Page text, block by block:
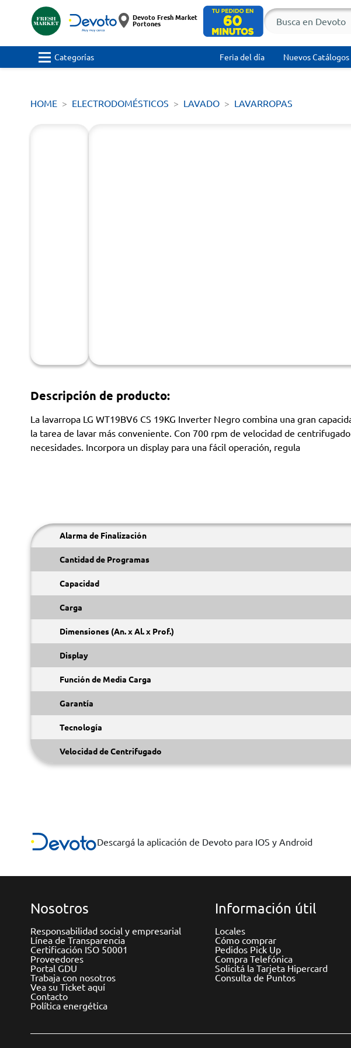
Devoto Fresh Market
Portones
Categorías Feria del día Nuevos Catálogos
HOME ELECTRODOMÉSTICOS LAVADO LAVARROPAS
Descripción de producto:
La lavarropa LG WT19BV6 CS 19KG Inverter Negro combina una gran
la tarea de lavar más conveniente. Con 700 rpm de velocidad de
necesidades. Incorpora un display para una fácil operación, regula
Alarma de Finalización
Cantidad de Programas
Capacidad
Carga
Dimensiones (An. x Al. x Prof.)
Display
Función de Media Carga
Garantía
Tecnología
Velocidad de Centrifugado
Descargá la aplicación de Devoto para IOS y Android
Nosotros
Responsabilidad social y empresarial
Línea de Transparencia
Certificación ISO 50001
Proveedores
Portal GDU
Trabaja con nosotros
Vea su Ticket aquí
Contacto
Política energética
Información útil
Locales
Cómo comprar
Pedidos Pick Up
Compra Telefónica
Solicitá la Tarjeta Hipercard
Consulta de Puntos